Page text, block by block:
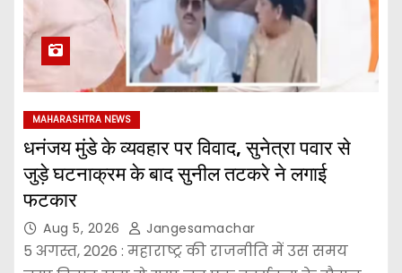
MAHARASHTRA NEWS
धनंजय मुंडे के व्यवहार पर विवाद, सुनेत्रा पवार से
जुड़े घटनाक्रम के बाद सुनील तटकरे ने लगाई
फटकार
Aug 5, 2026 Jangesamachar
5 अगस्त, 2026 : महाराष्ट्र की राजनीति में उस समय